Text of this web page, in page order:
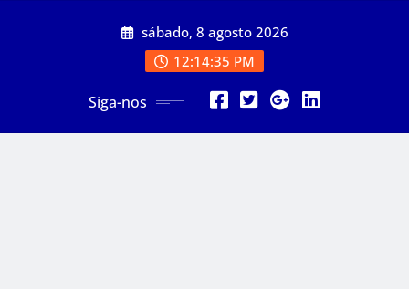
sábado, 8 agosto 2026
12:14:37 PM
Siga-nos